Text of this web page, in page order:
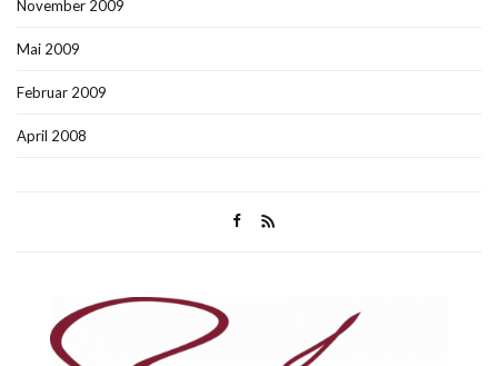
November 2009
Mai 2009
Februar 2009
April 2008